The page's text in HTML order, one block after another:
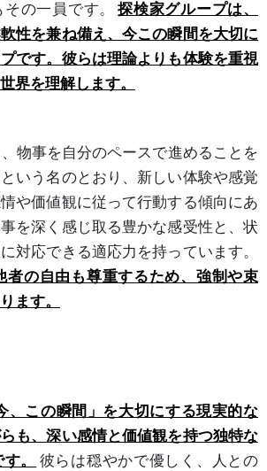
の一員です。
探検家グループは、
性を兼ね備え、今この瞬間を大切に
です。彼らは理論よりも体験を重視
界を理解します。
物事を自分のペースで進めることを
いう名のとおり、新しい体験や感覚
や価値観に従って行動する傾向にあ
を深く感じ取る豊かな感受性と、状
対応できる適応力を持っています。
者の自由も尊重するため、強制や束
ます。
、この瞬間」を大切にする現実的な
も、深い感情と価値観を持つ独特な
。
彼らは穏やかで優しく、人との